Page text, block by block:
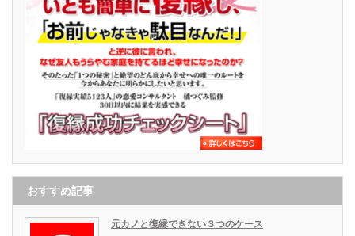
おすすめ記事
元カノと復縁できない３つのケース